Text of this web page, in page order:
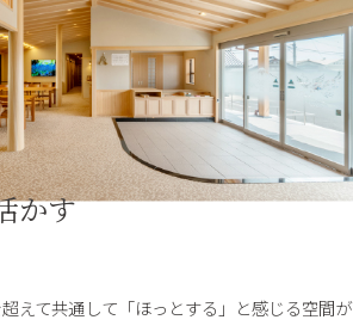
かす
えて共通して「ほっとする」と感じる空間が